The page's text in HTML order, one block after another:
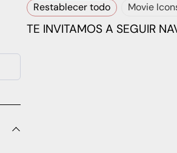
Restablecer todo Movie
TE INVITAMOS A SEGUIR